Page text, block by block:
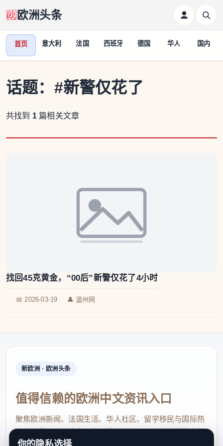
欧洲头条
首页 意大利 法国 西班牙 德国 华人 国内
话题： #新警仅花了
共找到 1 篇相关文章
找回45克黄金，“00后”新警仅花了4小时
📅 2026-03-19 👤 温州网
新欧洲 · 欧洲头条
值得信赖的欧洲中文资讯入口
聚焦欧洲新闻、法国生活、华人社区、留学移民与国际热
点，提供及时、真实、实用的中文资讯，帮助海外华人快
你的隐私选择